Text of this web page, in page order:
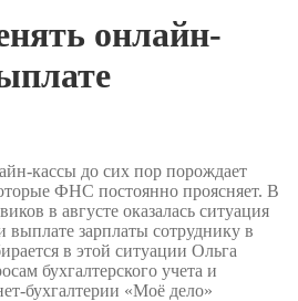
онлайн-
кассы до сих пор порождает
ФНС постоянно проясняет. В
в августе оказалась ситуация
зарплаты сотруднику в
в этой ситуации Ольга
бухгалтерского учета и
бухгалтерии «Моё дело»